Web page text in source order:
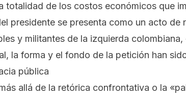
totalidad de los costos económicos que
presidente se presenta como un acto de
y militantes de la izquierda
la forma y el fondo de la petición han
pública
allá de la retórica confrontativa o la